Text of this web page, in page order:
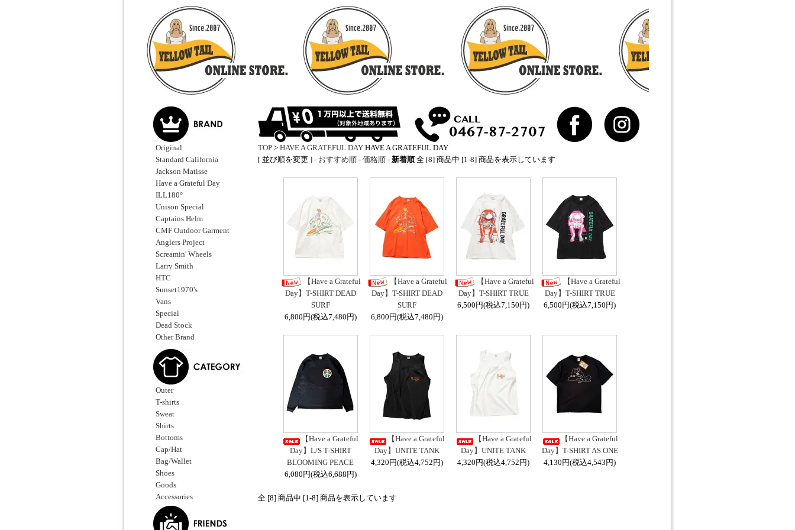
Original
Standard California
Jackson Matisse
Have a Grateful Day
ILL180°
Unison Special
Captains Helm
CMF Outdoor Garment
Anglers Project
Screamin' Wheels
Larry Smith
HTC
Sunset1970's
Vans
Special
Dead Stock
Other Brand
Outer
T-shirts
Sweat
Shirts
Bottoms
Cap/Hat
Bag/Wallet
Shoes
Goods
Accessories
TOP > HAVE A GRATEFUL DAY HAVE A GRATEFUL DAY
[ 並び順を変更 ] - おすすめ順 - 価格順 - 新着順全 [8] 商品中 [1-8] 商品を表示しています
【Have a Grateful
Day】T-SHIRT DEAD
SURF
6,800円(税込7,480円)
【Have a Grateful
Day】T-SHIRT DEAD
SURF
6,800円(税込7,480円)
【Have a Grateful
Day】T-SHIRT TRUE
6,500円(税込7,150円)
【Have a Grateful
Day】T-SHIRT TRUE
6,500円(税込7,150円)
【Have a Grateful
Day】L/S T-SHIRT
BLOOMING PEACE
6,080円(税込6,688円)
【Have a Grateful
Day】UNITE TANK
4,320円(税込4,752円)
【Have a Grateful
Day】UNITE TANK
4,320円(税込4,752円)
【Have a Grateful
Day】T-SHIRT AS ONE
4,130円(税込4,543円)
全 [8] 商品中 [1-8] 商品を表示しています